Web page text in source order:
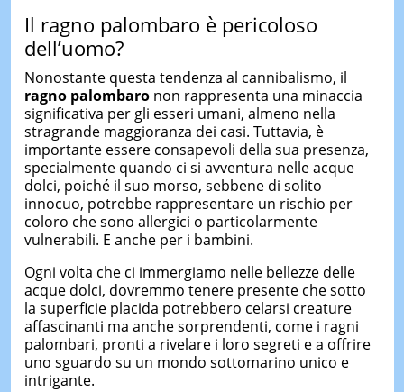
Il ragno palombaro è pericoloso
dell’uomo?
Nonostante questa tendenza al cannibalismo, il
ragno palombaro non rappresenta una minaccia
significativa per gli esseri umani, almeno nella
stragrande maggioranza dei casi. Tuttavia, è
importante essere consapevoli della sua presenza,
specialmente quando ci si avventura nelle acque
dolci, poiché il suo morso, sebbene di solito
innocuo, potrebbe rappresentare un rischio per
coloro che sono allergici o particolarmente
vulnerabili. E anche per i bambini.
Ogni volta che ci immergiamo nelle bellezze delle
acque dolci, dovremmo tenere presente che sotto
la superficie placida potrebbero celarsi creature
affascinanti ma anche sorprendenti, come i ragni
palombari, pronti a rivelare i loro segreti e a offrire
uno sguardo su un mondo sottomarino unico e
intrigante.